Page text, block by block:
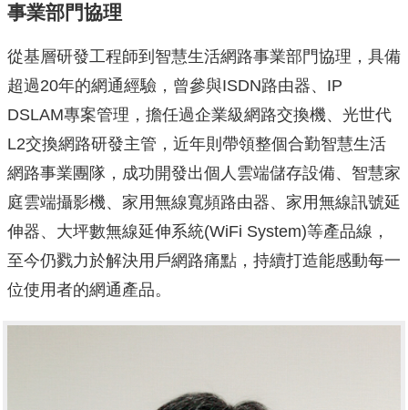
事業部門協理
從基層研發工程師到智慧生活網路事業部門協理，具備
超過20年的網通經驗，曾參與ISDN路由器、IP
DSLAM專案管理，擔任過企業級網路交換機、光世代
L2交換網路研發主管，近年則帶領整個合勤智慧生活
網路事業團隊，成功開發出個人雲端儲存設備、智慧家
庭雲端攝影機、家用無線寬頻路由器、家用無線訊號延
伸器、大坪數無線延伸系統(WiFi System)等產品線，
至今仍戮力於解決用戶網路痛點，持續打造能感動每一
位使用者的網通產品。